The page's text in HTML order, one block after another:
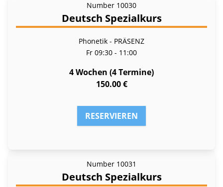
Number 10030
Deutsch Spezialkurs
Phonetik - PRÄSENZ
Fr 09:30 - 11:00
4 Wochen (4 Termine)
150.00 €
RESERVIEREN
Number 10031
Deutsch Spezialkurs